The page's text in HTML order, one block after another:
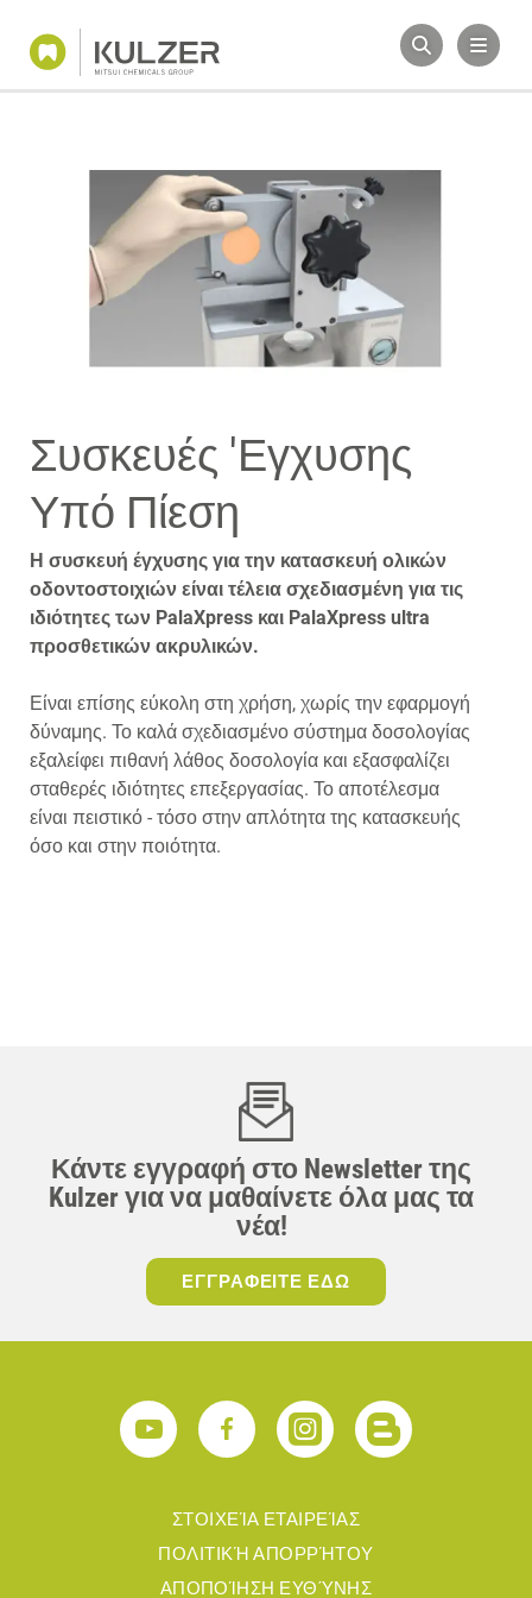
Συσκευές 'Εγχυσης
Υπό Πίεση
Η συσκευή έγχυσης για την κατασκευή ολικών
οδοντοστοιχιών είναι τέλεια σχεδιασμένη για τις
ιδιότητες των PalaXpress και PalaXpress ultra
προσθετικών ακρυλικών.
Είναι επίσης εύκολη στη χρήση, χωρίς την εφαρμογή
δύναμης. Το καλά σχεδιασμένο σύστημα δοσολογίας
εξαλείφει πιθανή λάθος δοσολογία και εξασφαλίζει
σταθερές ιδιότητες επεξεργασίας. Το αποτέλεσμα
είναι πειστικό - τόσο στην απλότητα της κατασκευής
όσο και στην ποιότητα.
Κάντε εγγραφή στο Newsletter της
Kulzer για να μαθαίνετε όλα μας τα
νέα!
ΕΓΓΡΑΦΕΙΤΕ ΕΔΩ
ΣΤΟΙΧΕΊΑ ΕΤΑΙΡΕΊΑΣ
ΠΟΛΙΤΙΚΉ ΑΠΟΡΡΉΤΟΥ
ΑΠΟΠΟΊΗΣΗ ΕΥΘΎΝΗΣ